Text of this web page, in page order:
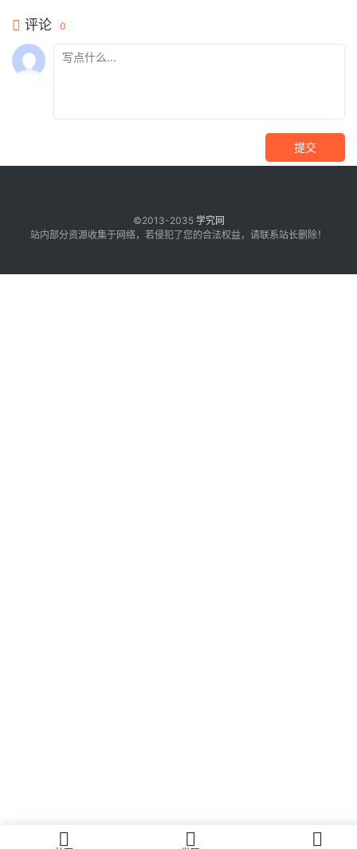
评论 0
提交
©2013-2035 学究网
站内部分资源收集于网络，若侵犯了您的合法权益，请联系站长删除！